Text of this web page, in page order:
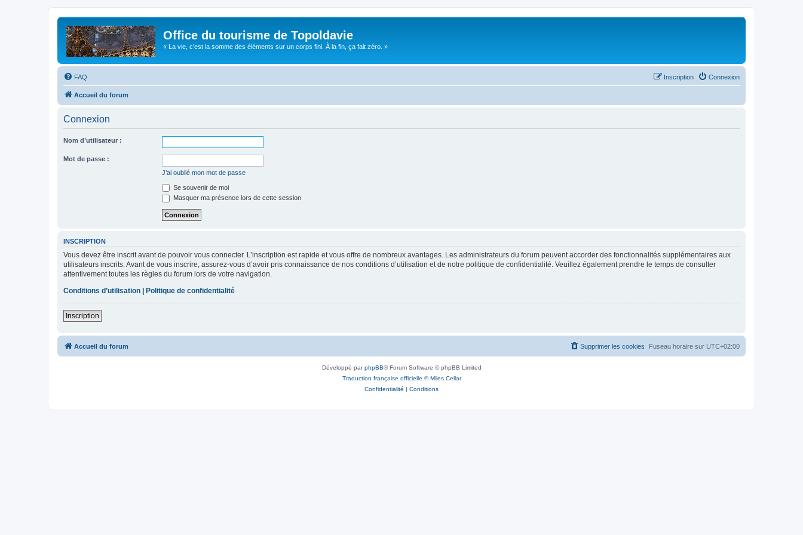
Office du tourisme de Topoldavie
« La vie, c'est la somme des éléments sur un corps fini. À la fin, ça fait zéro. »
FAQ Connexion
Inscription
Accueil du forum
Connexion
Nom d’utilisateur :
Mot de passe :
J’ai oublié mon mot de passe
Se souvenir de moi
Masquer ma présence lors de cette session
INSCRIPTION
Vous devez être inscrit avant de pouvoir vous connecter. L’inscription est rapide et vous offre de nombreux avantages. Les administrateurs du forum peuvent accorder des fonctionnalités supplémentaires aux
utilisateurs inscrits. Avant de vous inscrire, assurez-vous d’avoir pris connaissance de nos conditions d’utilisation et de notre politique de confidentialité. Veuillez également prendre le temps de consulter
attentivement toutes les règles du forum lors de votre navigation.
Conditions d’utilisation
Politique de confidentialité
Inscription
Accueil du forum Fuseau horaire sur UTC+02:00
Supprimer les cookies
Développé parphpBB® Forum Software © phpBB Limited
Traduction française officielle ©Miles Cellar
Confidentialité | Conditions